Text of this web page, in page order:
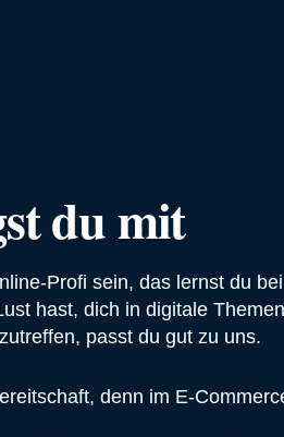
du mit
Profi sein, das lernst du
hast, dich in digitale
passt du gut zu uns.
denn im E-